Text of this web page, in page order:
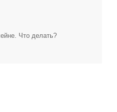
Что делать?